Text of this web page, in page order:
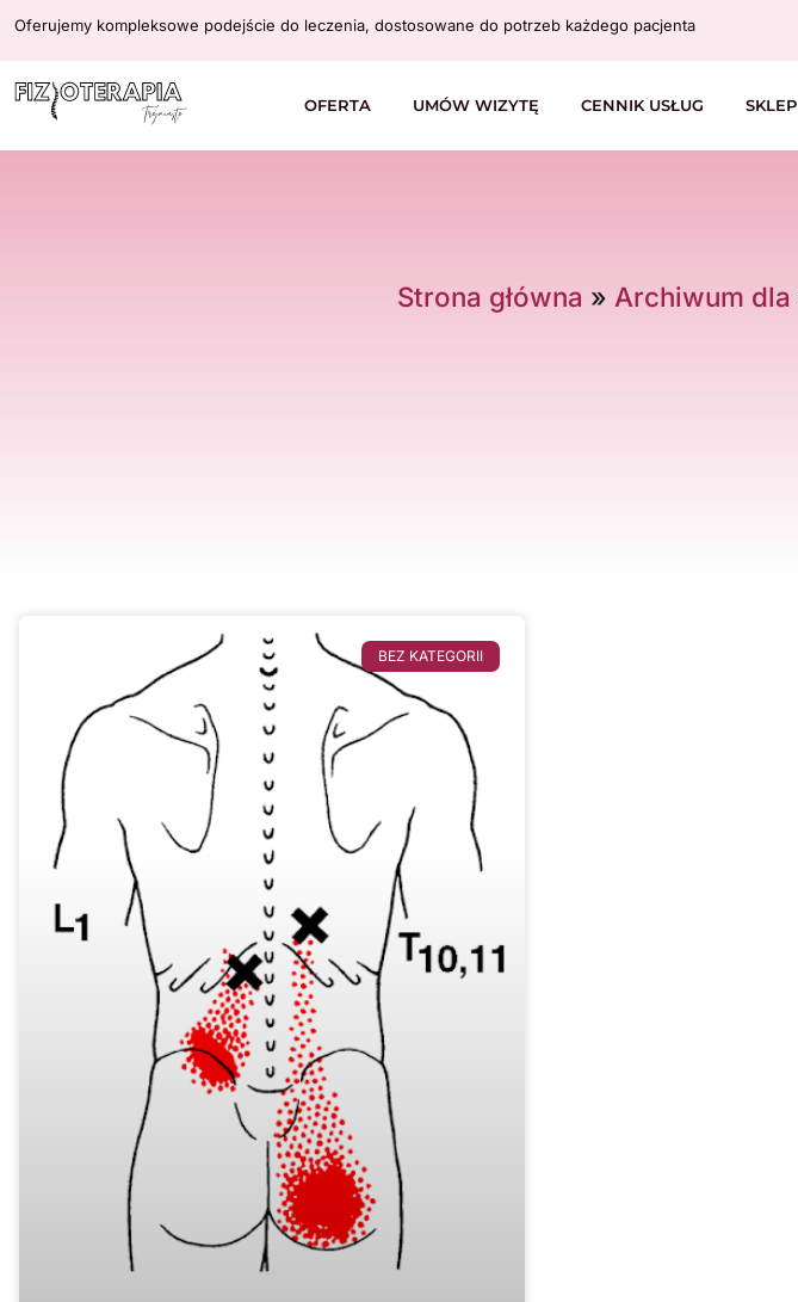
Oferujemy kompleksowe podejście do leczenia, dostosowane do potrzeb każdego pacjenta
OFERTA UMÓW WIZYTĘ CENNIK USŁUG SKLEP
Strona główna » Archiwum dla
BEZ KATEGORII